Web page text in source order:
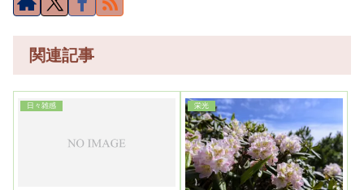
関連記事
日々雑感 栄光